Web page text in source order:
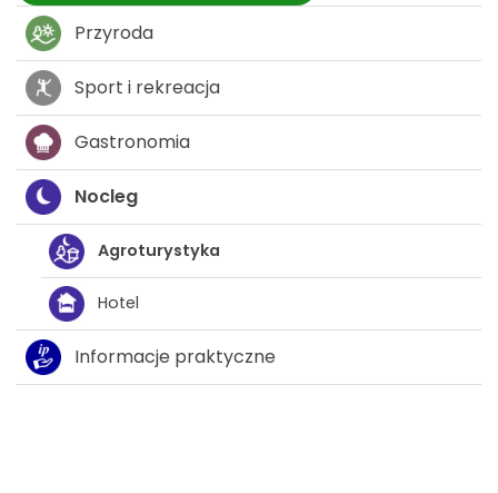
Przyroda
Sport i rekreacja
Gastronomia
Nocleg
Agroturystyka
Hotel
Informacje praktyczne